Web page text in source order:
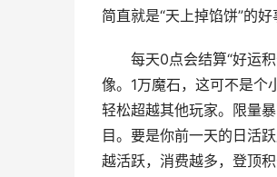
简直就是“天上掉馅饼”的好
每天0点会结算“好运积
像。1万魔石，这可不是个
轻松超越其他玩家。限量
目。要是你前一天的日活
越活跃，消费越多，登顶积